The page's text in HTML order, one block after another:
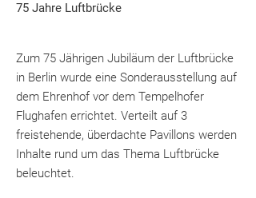
75 Jahre Luftbrücke
Zum 75 Jährigen Jubiläum der Luftbrücke
in Berlin wurde eine Sonderausstellung auf
dem Ehrenhof vor dem Tempelhofer
Flughafen errichtet. Verteilt auf 3
freistehende, überdachte Pavillons werden
Inhalte rund um das Thema Luftbrücke
beleuchtet.